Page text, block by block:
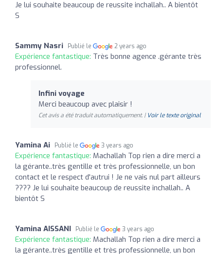
Je lui souhaite beaucoup de reussite inchallah.. A bientôt
S
Sammy Nasri Publié le 2 years ago
Expérience fantastique: Très bonne agence .gérante très
professionnel.
Infini voyage
Merci beaucoup avec plaisir !
Cet avis a été traduit automatiquement. | Voir le texte original
Yamina Ai Publié le 3 years ago
Expérience fantastique: Machallah Top rien a dire merci a
la gérante..très gentille et très professionnelle, un bon
contact et le respect d'autrui ! Je ne vais nul part ailleurs
???? Je lui souhaite beaucoup de reussite inchallah.. A
bientôt S
Yamina AISSANI Publié le 3 years ago
Expérience fantastique: Machallah Top rien a dire merci a
la gérante..très gentille et très professionnelle, un bon